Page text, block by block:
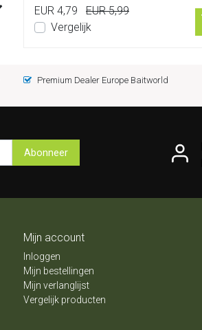
EUR 4,79
EUR 5,99
Vergelijk
Premium Dealer Europe Baitworld
Abonneer
Mijn account
Inloggen
Mijn bestellingen
Mijn verlanglijst
Vergelijk producten